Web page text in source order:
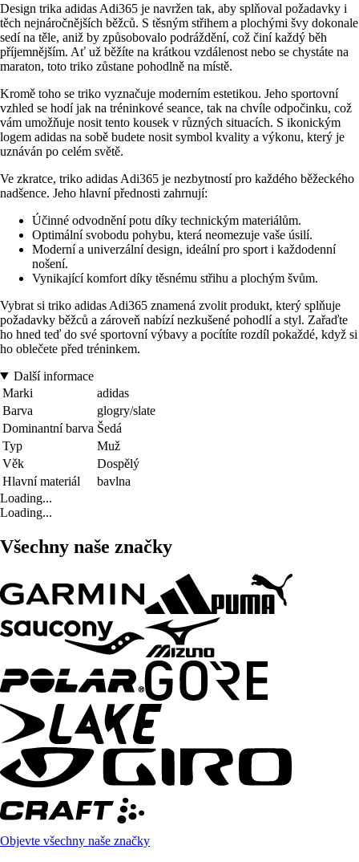
Design trika adidas Adi365 je navržen tak, aby splňoval požadavky i
těch nejnáročnějších běžců. S těsným střihem a plochými švy dokonale
sedí na těle, aniž by způsobovalo podráždění, což činí každý běh
příjemnějším. Ať už běžíte na krátkou vzdálenost nebo se chystáte na
maraton, toto triko zůstane pohodlně na místě.
Kromě toho se triko vyznačuje moderním estetikou. Jeho sportovní
vzhled se hodí jak na tréninkové seance, tak na chvíle odpočinku, což
vám umožňuje nosit tento kousek v různých situacích. S ikonickým
logem adidas na sobě budete nosit symbol kvality a výkonu, který je
uznáván po celém světě.
Ve zkratce, triko adidas Adi365 je nezbytností pro každého běžeckého
nadšence. Jeho hlavní přednosti zahrnují:
Účinné odvodnění potu díky technickým materiálům.
Optimální svobodu pohybu, která neomezuje vaše úsilí.
Moderní a univerzální design, ideální pro sport i každodenní
nošení.
Vynikající komfort díky těsnému střihu a plochým švům.
Vybrat si triko adidas Adi365 znamená zvolit produkt, který splňuje
požadavky běžců a zároveň nabízí nezkušené pohodlí a styl. Zařaďte
ho hned teď do své sportovní výbavy a pocítíte rozdíl pokaždé, když si
ho oblečete před tréninkem.
Další informace
Marki
adidas
Barva
glogry/slate
Dominantní barva Šedá
Typ
Muž
Věk
Dospělý
Hlavní materiál
bavlna
Loading...
Loading...
Všechny naše značky
Objevte všechny naše značky